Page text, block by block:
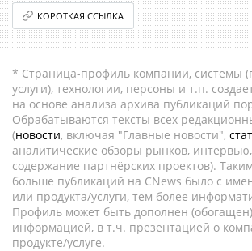
КОРОТКАЯ ССЫЛКА
* Страница-профиль компании, системы
услуги), технологии, персоны и т.п.
на основе анализа архива публикаций
Обрабатываются тексты всех
(новости, включая "Главные новости",
аналитические обзоры рынков,
содержание партнёрских проектов).
больше публикаций на CNews было с
или продукта/услуги, тем более
Профиль может быть дополнен
информацией, в т.ч. презентацией о
продукте/услуге.